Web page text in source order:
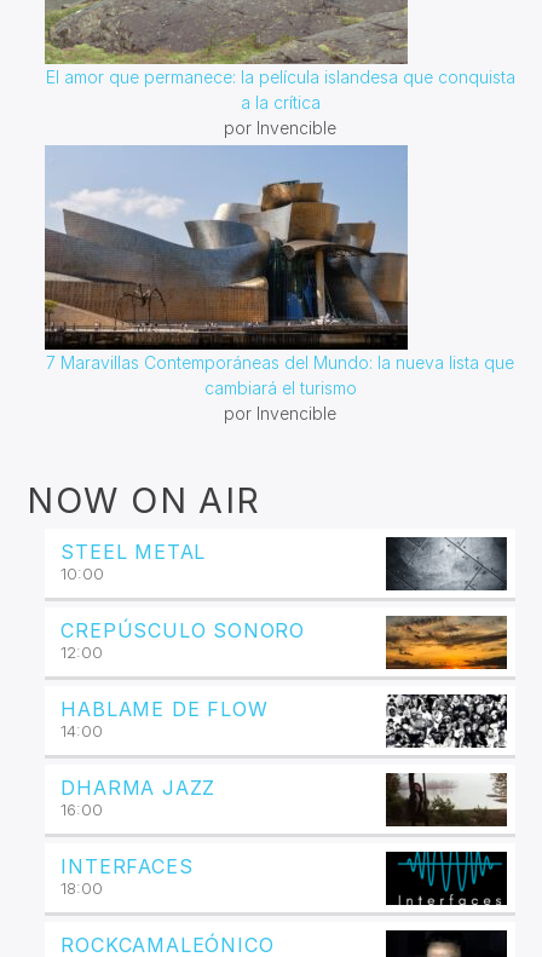
El amor que permanece: la película islandesa que conquista
a la crítica
por Invencible
7 Maravillas Contemporáneas del Mundo: la nueva lista que
cambiará el turismo
por Invencible
NOW ON AIR
STEEL METAL
10:00
CREPÚSCULO SONORO
12:00
HABLAME DE FLOW
14:00
DHARMA JAZZ
16:00
INTERFACES
18:00
ROCKCAMALEÓNICO